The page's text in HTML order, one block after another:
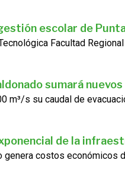
escolar de
Facultad
sumará
m³/s su caudal de
de la
genera costos económicos